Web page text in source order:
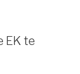
EK te